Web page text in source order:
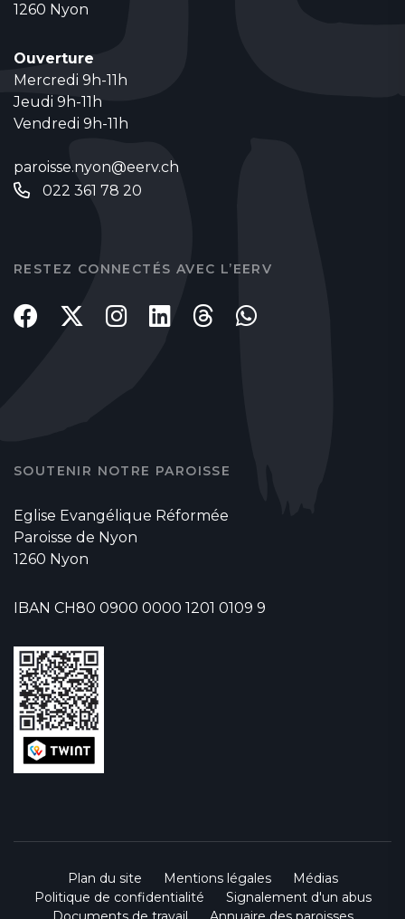
1260 Nyon
Ouverture
Mercredi 9h-11h
Jeudi 9h-11h
Vendredi 9h-11h
paroisse.nyon@eerv.ch
022 361 78 20
RESTEZ CONNECTÉS AVEC L’EERV
SOUTENIR NOTRE PAROISSE
Eglise Evangélique Réformée
Paroisse de Nyon
1260 Nyon
IBAN CH80 0900 0000 1201 0109 9
Plan du site Mentions légales
Médias
Politique de confidentialité
Signalement d'un abus